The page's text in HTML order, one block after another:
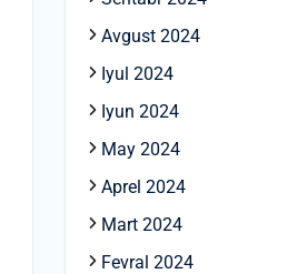
Avgust 2024
Iyul 2024
Iyun 2024
May 2024
Aprel 2024
Mart 2024
Fevral 2024